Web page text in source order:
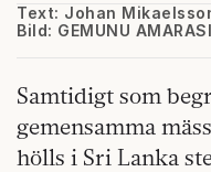
Text: Johan
Bild: GEMUNU
Samtidigt som
gemensamma
hölls i Sri Lanka